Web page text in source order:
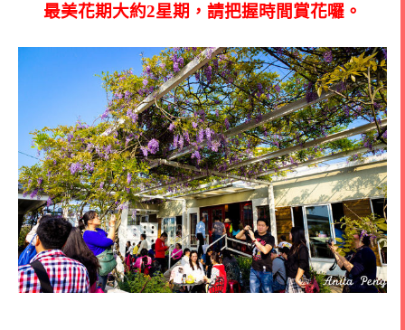
最美花期大約2星期，請把握時間賞花囉。